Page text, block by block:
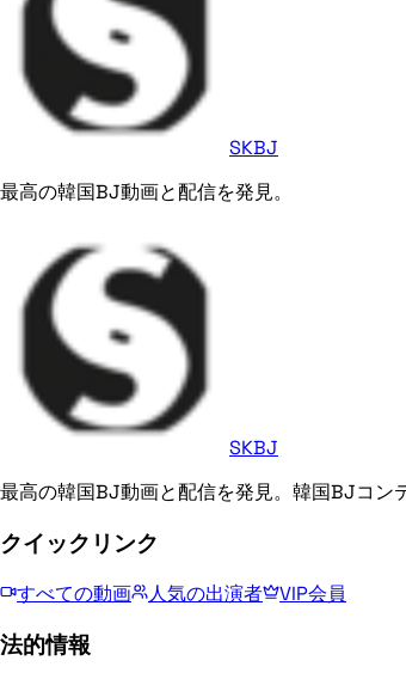
SKBJ
最高の韓国BJ動画と配信を発見。
SKBJ
最高の韓国BJ動画と配信を発見。韓国BJコン
クイックリンク
すべての動画 人気の出演者 VIP会員
法的情報